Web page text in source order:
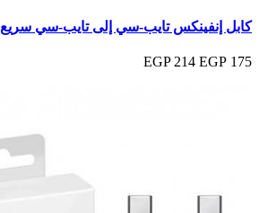
كابل إنفينكس تايب-سي إلى تايب-سي سريع 60 واط XDC123
175 EGP
214 EGP